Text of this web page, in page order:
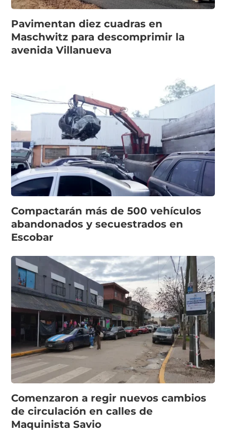
Pavimentan diez cuadras en
Maschwitz para descomprimir la
avenida Villanueva
Compactarán más de 500 vehículos
abandonados y secuestrados en
Escobar
Comenzaron a regir nuevos cambios
de circulación en calles de
Maquinista Savio